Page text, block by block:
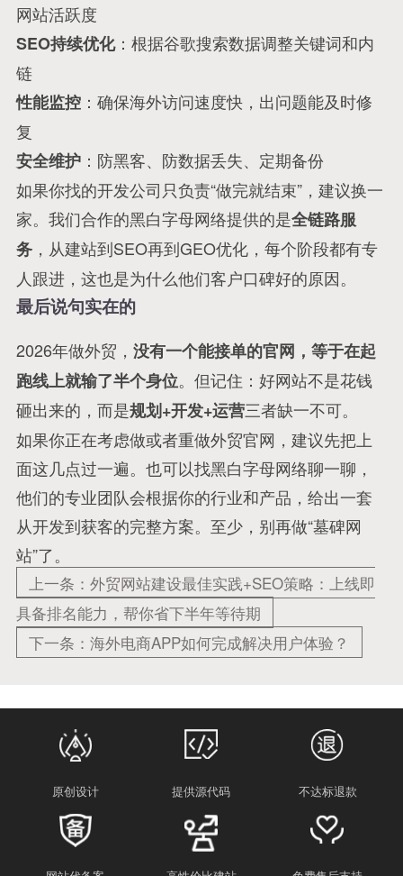
网站活跃度
SEO持续优化：根据谷歌搜索数据调整关键词和内
链
性能监控：确保海外访问速度快，出问题能及时修
复
安全维护：防黑客、防数据丢失、定期备份
如果你找的开发公司只负责“做完就结束”，建议换一
家。我们合作的黑白字母网络提供的是全链路服
务，从建站到SEO再到GEO优化，每个阶段都有专
人跟进，这也是为什么他们客户口碑好的原因。
最后说句实在的
2026年做外贸， 没有一个能接单的官网，等于在起
跑线上就输了半个身位。但记住：好网站不是花钱
砸出来的，而是规划+开发+运营三者缺一不可。
如果你正在考虑做或者重做外贸官网，建议先把上
面这几点过一遍。也可以找黑白字母网络聊一聊，
他们的专业团队会根据你的行业和产品，给出一套
从开发到获客的完整方案。至少，别再做“墓碑网
站”了。
上一条：外贸网站建设最佳实践+SEO策略：上线即
具备排名能力，帮你省下半年等待期
下一条：海外电商APP如何完成解决用户体验？
原创设计 提供源代码 不达标退款